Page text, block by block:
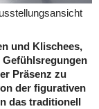
und Klischees,
Präsenz zu
der figurativen
das traditionell